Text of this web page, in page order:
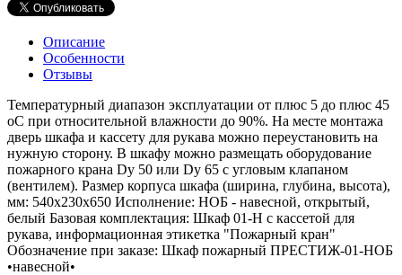
Описание
Особенности
Отзывы
Температурный диапазон эксплуатации от плюс 5 до плюс 45
оС при относительной влажности до 90%. На месте монтажа
дверь шкафа и кассету для рукава можно переустановить на
нужную сторону. В шкафу можно размещать оборудование
пожарного крана Dy 50 или Dy 65 с угловым клапаном
(вентилем). Размер корпуса шкафа (ширина, глубина, высота),
мм: 540x230х650 Исполнение: НОБ - навесной, открытый,
белый Базовая комплектация: Шкаф 01-Н с кассетой для
рукава, информационная этикетка "Пожарный кран"
Обозначение при заказе: Шкаф пожарный ПРЕСТИЖ-01-НОБ
•навесной•